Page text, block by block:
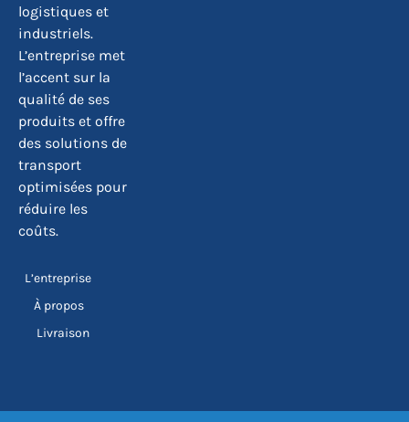
logistiques et
industriels.
L’entreprise met
l’accent sur la
qualité de ses
produits et offre
des solutions de
transport
optimisées pour
réduire les
coûts.
L’entreprise
À propos
Livraison